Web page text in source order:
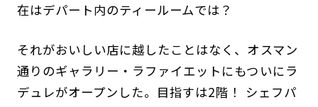
在はデパート内のティールームでは？
それがおいしい店に越したことはなく、オスマン
通りのギャラリー・ラファイエットにもついにラ
デュレがオープンした。目指すは2階！ シェフパ